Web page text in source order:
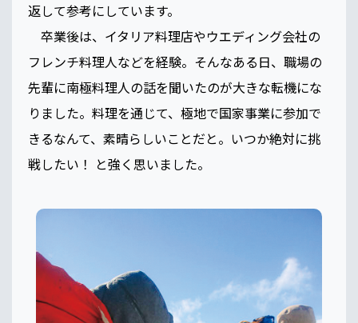
返して参考にしています。
卒業後は、イタリア料理店やウエディング会社の
フレンチ料理人などを経験。そんなある日、職場の
先輩に南極料理人の話を聞いたのが大きな転機にな
りました。料理を通じて、極地で国家事業に参加で
きるなんて、素晴らしいことだと。いつか絶対に挑
戦したい！ と強く思いました。